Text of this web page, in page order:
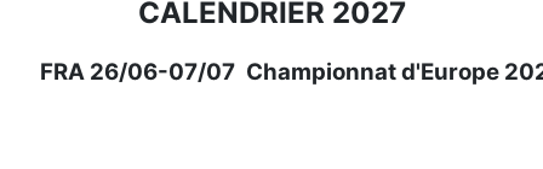
CALENDRIER 2027
FRA 26/06-07/07 Championnat d'Europe